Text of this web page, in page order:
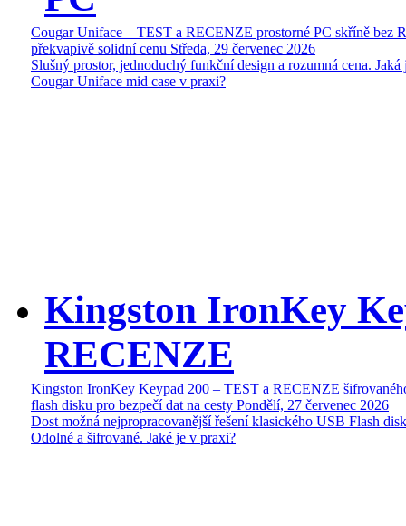
Cougar Uniface – TEST a RECENZE prostorné PC skříně bez
překvapivě solidní cenu Středa, 29 červenec 2026
Slušný prostor, jednoduchý funkční design a rozumná cena. Jaká
Cougar Uniface mid case v praxi?
Kingston IronKey
RECENZE
Kingston IronKey Keypad 200 – TEST a RECENZE
flash disku pro bezpečí dat na cesty Pondělí, 27 červenec 2026
Dost možná nejpropracovanější řešení klasického USB Flash
Odolné a šifrované. Jaké je v praxi?